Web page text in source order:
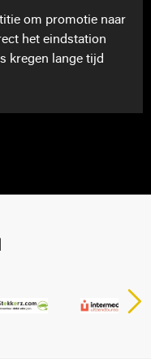
om promotie naar
het eindstation
kregen lange tijd